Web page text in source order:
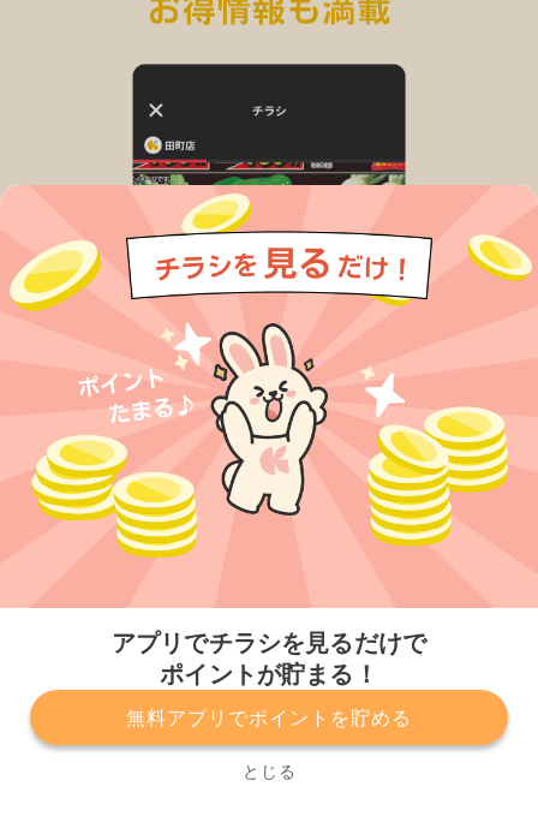
アプリでチラシを見るだけで
ポイントが貯まる！
無料アプリでポイントを貯める
とじる
プライバシーポリシー 利用規約
運営会社
サービスに関してのお問い合わせ